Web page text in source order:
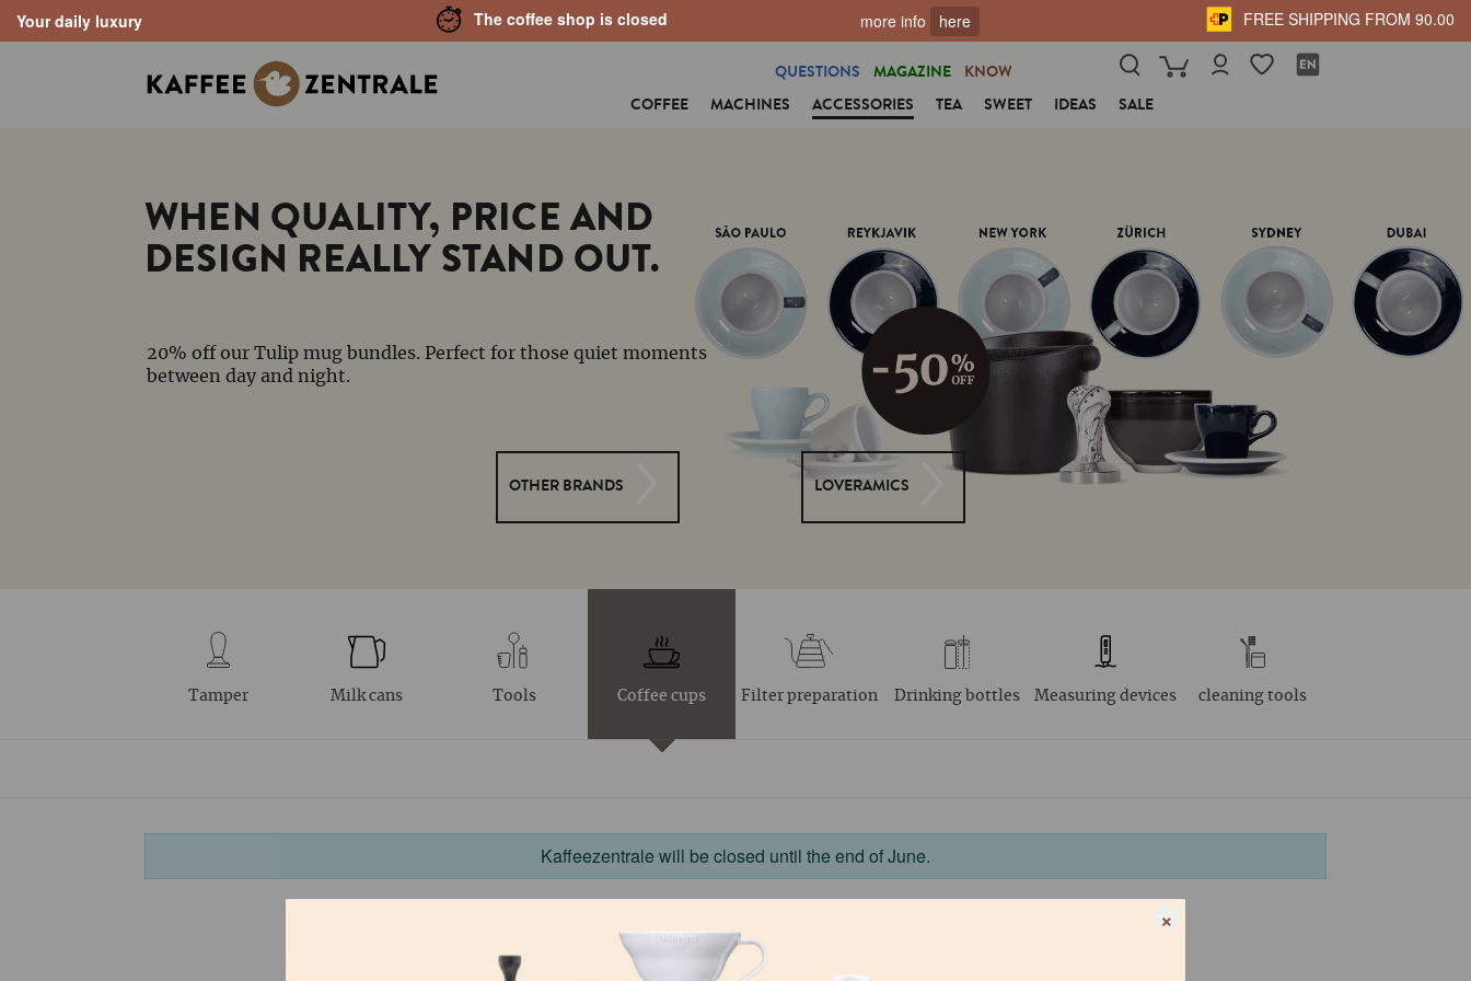
Skip to main navigation
Your daily luxury The coffee shop is closed more info here FREE SHIPPING FROM 90.00
COFFEE MACHINES ACCESSORIES TEA SWEET IDEAS SALE
QUESTIONS MAGAZINE KNOW
WHEN QUALITY, PRICE AND
DESIGN REALLY STAND OUT.
20% off our Tulip mug bundles. Perfect for those quiet moments
between day and night.
OTHER BRANDS LOVERAMICS
Tamper Milk cans Tools Coffee cups Filter preparation Drinking bottles Measuring devices cleaning tools
×
Kaffeezentrale will be closed until the end of June.
GOOGLE BEWERTUNGEN ZUR KAFFEEZENTRALE